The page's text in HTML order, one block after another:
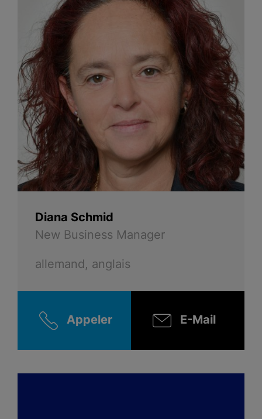
Diana Schmid
New Business Manager
allemand, anglais
Appeler E-Mail